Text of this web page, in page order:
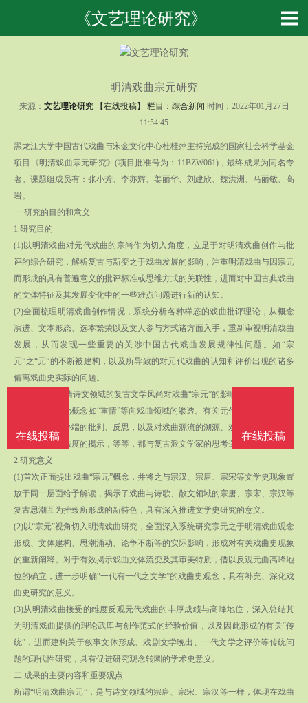
《文艺理论研究》
明清戏曲宗元研究
来源： 文艺理论研究 【在线投稿】 栏目： 综合新闻 时间：2022年01月27日
11:54:45
黑龙江大学中国古代戏曲与宋金文化中心杜桂萍主持完成的国家社会科学基金
项目《明清戏曲宗元研究》(项目批准号为：11BZW061)，最终成果为同名专
著。课题组成员有：张小芳、李亦辉、姜丽华、刘建欣、魏洪洲、马丽敏、高
岩。
一 研究的目的和意义
1.研究目的
(1)以明清戏曲对元代戏曲的宗尚作为切入角度，立足于对明清戏曲创作与批
评的综合研究，解析复古与新变之于戏曲发展的影响，注重明清戏曲与因宗元
而形成的具有普遍意义的批评标准或思维方式的关联性，进而对中国古典戏曲
的文体特征及其发展变化中的一些难点问题进行新的认知。
(2)全面梳理明清戏曲创作情况，系统分析各种样态的戏曲批评理论，从概念
演进、文本形态、选本繁荣以及文人参与方式诸方面入手，重新审视明清戏曲
发展，从而发现一些重要的关涉中国古代戏曲发展规律性问题。如“宗
元”之“元”的不断被建构，以及所导致的对元代戏曲的认知和评价出现的诸多
偏离戏曲史实际的问题。
(3)重新评价明清诗文领域的复古文学风尚对戏曲“宗元”的影响，审视诗文批评
方式和诗文理论概念如“重情”等向戏曲领域的渗透。有关元代戏曲乃至当代戏
曲创作的种种弊端的批判、反思，以及对戏曲源流的溯源、戏曲文体特性的探
讨，以及创作法度的揭示，等等，都与复古派文学家的思考逻辑密切相关。
2.研究意义
(1)首次正面提出戏曲“宗元”概念，并将之与宗汉、宗唐、宗宋等文学史现象置
放于同一层面给予解读，揭示了戏曲与诗歌、散文领域的宗唐、宗宋、宗汉等
复古思潮互为推毂所形成的新特色，具有深入推进文学史研究的意义。
(2)以“宗元”视角切入明清戏曲研究，全面深入系统研究宗元之于明清戏曲观念
形成、文体建构、思潮涌动、论争不断等的实际影响，形成对有关戏曲史现象
的重新阐释。对于有效揭示戏曲文体流变及其审美特质，借以反观元曲高峰地
位的确立，进一步明确“一代有一代之文学”的戏曲史观念，具有补充、深化戏
曲史研究的意义。
(3)从明清戏曲接受的维度反观元代戏曲的丰厚成绩与高峰地位，深入总结其
为明清戏曲提供的理论武库与创作范式的经验价值，以及因此形成的有关“传
统”，进而建构关于叙事文体形成、戏剧文学晚出、一代文学之评价等传统问
题的现代性研究，具有促进研究观念转圜的学术史意义。
二 成果的主要内容和重要观点
所谓“明清戏曲宗元”，是与诗文领域的宗唐、宗宋、宗汉等一样，体现在戏曲
在线投稿
在线投稿